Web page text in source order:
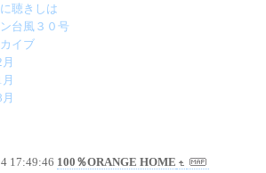
聴きしは
台風３０号
イブ
17:49:46 100％ORANGE HOME